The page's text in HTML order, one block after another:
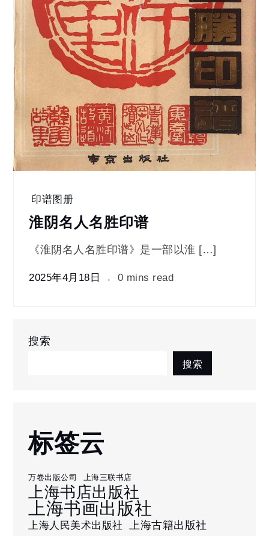
印谱图册
淮阴名人名胜印谱
《淮阴名人名胜印谱》是一部以淮 […]
2025年4月18日 0 mins read
搜索
搜索
标签云
万卷出版公司 上海三联书店
上海书店出版社
上海书画出版社
上海人民美术出版社 上海古籍出版社